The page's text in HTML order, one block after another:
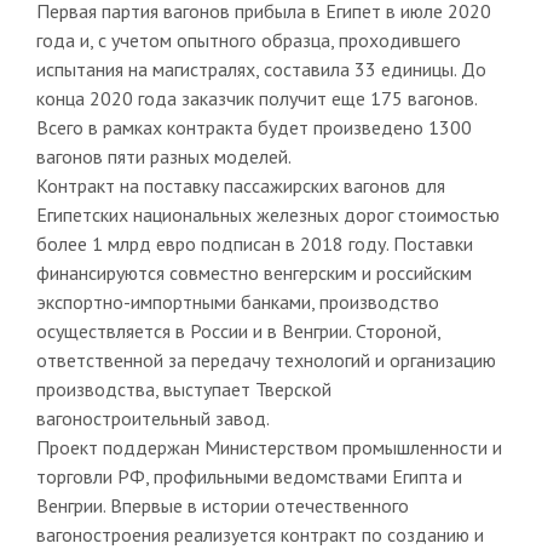
Первая партия вагонов прибыла в Египет в июле 2020
года и, с учетом опытного образца, проходившего
испытания на магистралях, составила 33 единицы. До
конца 2020 года заказчик получит еще 175 вагонов.
Всего в рамках контракта будет произведено 1300
вагонов пяти разных моделей.
Контракт на поставку пассажирских вагонов для
Египетских национальных железных дорог стоимостью
более 1 млрд евро подписан в 2018 году. Поставки
финансируются совместно венгерским и российским
экспортно-импортными банками, производство
осуществляется в России и в Венгрии. Стороной,
ответственной за передачу технологий и организацию
производства, выступает Тверской
вагоностроительный завод.
Проект поддержан Министерством промышленности и
торговли РФ, профильными ведомствами Египта и
Венгрии. Впервые в истории отечественного
вагоностроения реализуется контракт по созданию и